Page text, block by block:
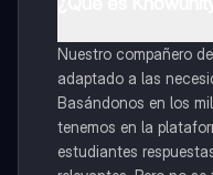
Nuestro compañero
adaptado a las
Basándonos en los
tenemos en la
estudiantes